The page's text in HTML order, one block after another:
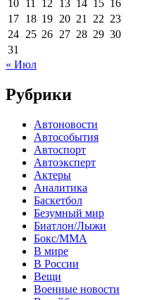
10 11 12 13 14 15 16
17 18 19 20 21 22 23
24 25 26 27 28 29 30
31
« Июл
Рубрики
Автоновости
Автособытия
Автоспорт
Автоэксперт
Актеры
Аналитика
Баскетбол
Безумный мир
Биатлон/Лыжи
Бокс/MMA
В мире
В России
Вещи
Военные новости